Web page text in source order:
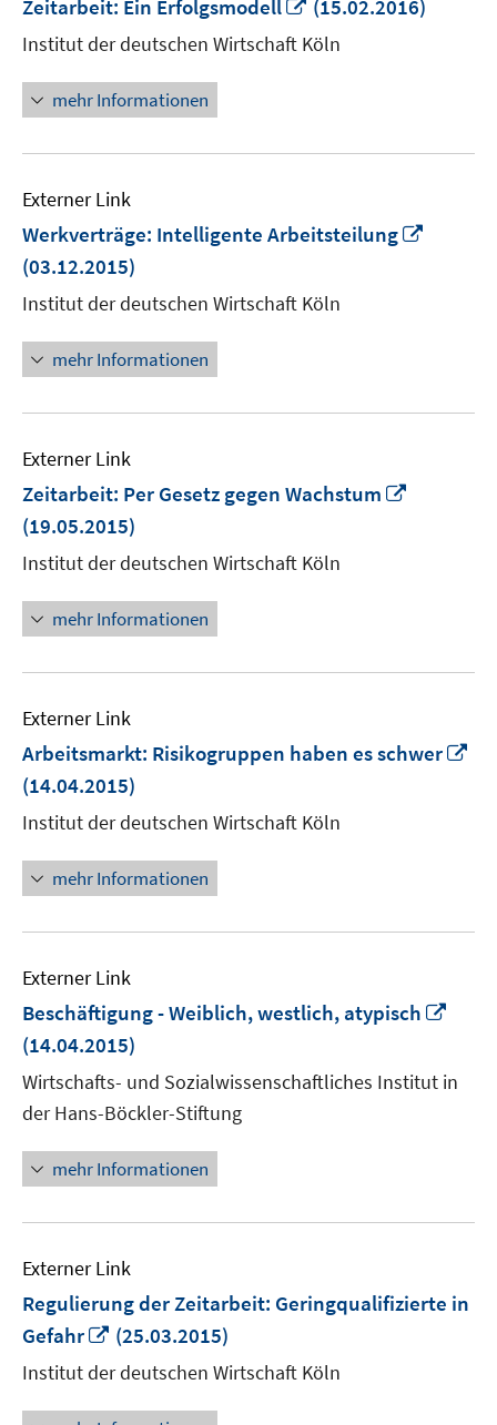
Zeitarbeit: Ein Erfolgsmodell
neuem
Fenster
(15.02.2016)
Institut der deutschen Wirtschaft Köln
mehr Informationen
Externer Link
Werkverträge: Intelligente Arbeitsteilung
(03.12.2015)
Institut der deutschen Wirtschaft Köln
mehr Informationen
Externer Link
Zeitarbeit: Per Gesetz gegen Wachstum
(19.05.2015)
Institut der deutschen Wirtschaft Köln
mehr Informationen
Externer Link
Arbeitsmarkt: Risikogruppen haben es schwer
(14.04.2015)
Institut der deutschen Wirtschaft Köln
mehr Informationen
Externer Link
Beschäftigung - Weiblich, westlich, atypisch
(14.04.2015)
Wirtschafts- und Sozialwissenschaftliches Institut in
der Hans-Böckler-Stiftung
mehr Informationen
Externer Link
Regulierung der Zeitarbeit: Geringqualifizierte in
Gefahr
In
neuem
Fenster
öffnen
(25.03.2015)
Institut der deutschen Wirtschaft Köln